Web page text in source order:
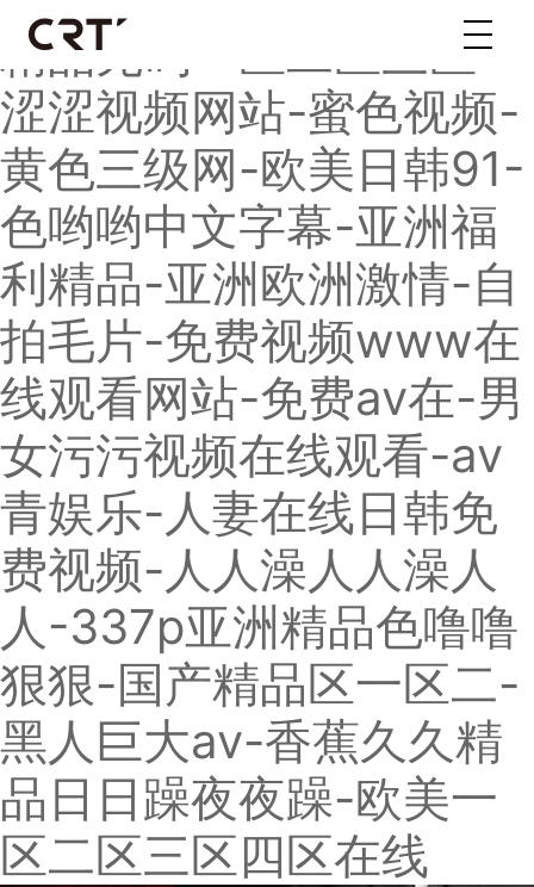
精品无码一区二区三区-
涩涩视频网站-蜜色视频-
黄色三级网-欧美日韩91-
色哟哟中文字幕-亚洲福
利精品-亚洲欧洲激情-自
拍毛片-免费视频www在
线观看网站-免费av在-男
女污污视频在线观看-av
青娱乐-人妻在线日韩免
费视频-人人澡人人澡人
人-337p亚洲精品色噜噜
狠狠-国产精品区一区二-
黑人巨大av-香蕉久久精
品日日躁夜夜躁-欧美一
区二区三区四区在线